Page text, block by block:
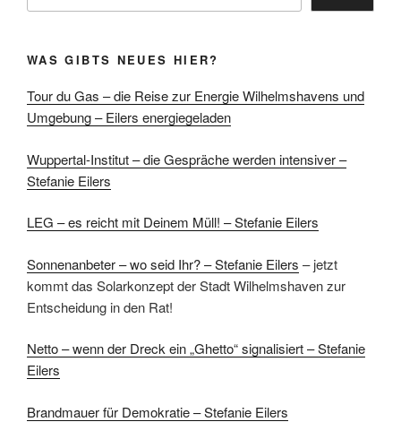
WAS GIBTS NEUES HIER?
Tour du Gas – die Reise zur Energie Wilhelmshavens und
Umgebung – Eilers energiegeladen
Wuppertal-Institut – die Gespräche werden intensiver –
Stefanie Eilers
LEG – es reicht mit Deinem Müll! – Stefanie Eilers
Sonnenanbeter – wo seid Ihr? – Stefanie Eilers – jetzt
kommt das Solarkonzept der Stadt Wilhelmshaven zur
Entscheidung in den Rat!
Netto – wenn der Dreck ein „Ghetto“ signalisiert – Stefanie
Eilers
Brandmauer für Demokratie – Stefanie Eilers